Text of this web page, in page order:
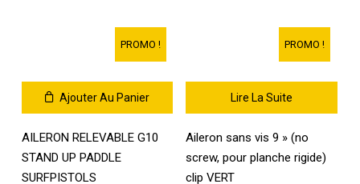
PROMO !
Ajouter Au Panier
AILERON RELEVABLE G10
STAND UP PADDLE
SURFPISTOLS
PROMO !
Lire La Suite
Aileron sans vis 9 » (no
screw, pour planche rigide)
clip VERT